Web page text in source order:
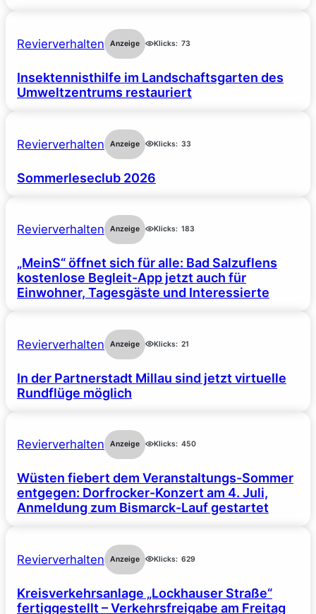
Revierverhalten Anzeige Klicks: 73
Insektennisthilfe im Landschaftsgarten des
Umweltzentrums restauriert
Revierverhalten Anzeige Klicks: 33
Sommerleseclub 2026
Revierverhalten Anzeige Klicks: 183
„MeinS“ öffnet sich für alle: Bad Salzuflens
kostenlose Begleit-App jetzt auch für
Einwohner, Tagesgäste und Interessierte
Revierverhalten Anzeige Klicks: 21
In der Partnerstadt Millau sind jetzt virtuelle
Rundflüge möglich
Revierverhalten Anzeige Klicks: 450
Wüsten fiebert dem Veranstaltungs-Sommer
entgegen: Dorfrocker-Konzert am 4. Juli,
Anmeldung zum Bismarck-Lauf gestartet
Revierverhalten Anzeige Klicks: 629
Kreisverkehrsanlage „Lockhauser Straße“
fertiggestellt – Verkehrsfreigabe am Freitag